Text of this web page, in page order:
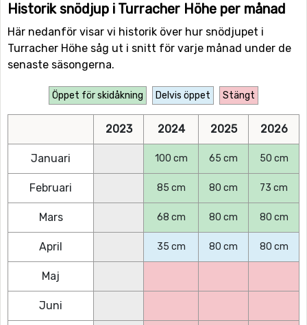
Historik snödjup i Turracher Höhe per månad
Här nedanför visar vi historik över hur snödjupet i
Turracher Höhe såg ut i snitt för varje månad under de
senaste säsongerna.
Öppet för skidåkning Delvis öppet Stängt
2023 2024 2025 2026
Januari 100 cm 65 cm 50 cm
Februari 85 cm 80 cm 73 cm
Mars 68 cm 80 cm 80 cm
April 35 cm 80 cm 80 cm
Maj
Juni